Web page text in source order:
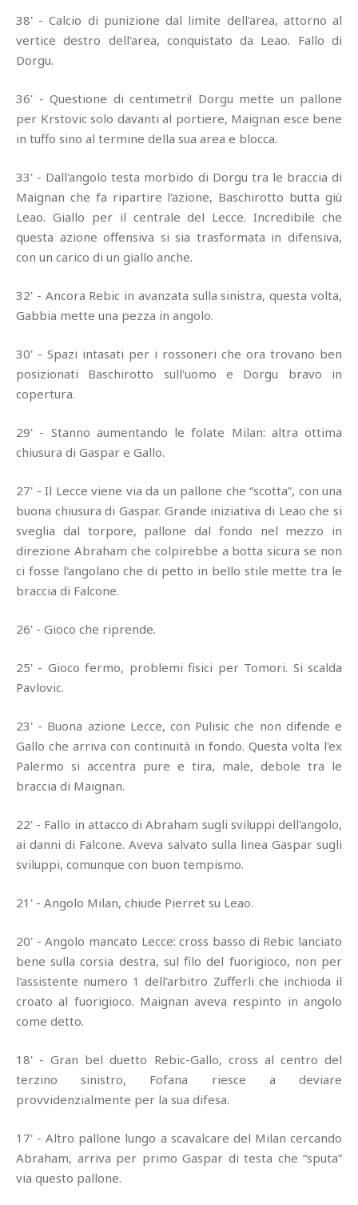
38' - Calcio di punizione dal limite dell'area, attorno al
vertice destro dell'area, conquistato da Leao. Fallo di
Dorgu.
36' - Questione di centimetri! Dorgu mette un pallone
per Krstovic solo davanti al portiere, Maignan esce bene
in tuffo sino al termine della sua area e blocca.
33' - Dall'angolo testa morbido di Dorgu tra le braccia di
Maignan che fa ripartire l'azione, Baschirotto butta giù
Leao. Giallo per il centrale del Lecce. Incredibile che
questa azione offensiva si sia trasformata in difensiva,
con un carico di un giallo anche.
32' - Ancora Rebic in avanzata sulla sinistra, questa volta,
Gabbia mette una pezza in angolo.
30' - Spazi intasati per i rossoneri che ora trovano ben
posizionati Baschirotto sull'uomo e Dorgu bravo in
copertura.
29' - Stanno aumentando le folate Milan: altra ottima
chiusura di Gaspar e Gallo.
27' - Il Lecce viene via da un pallone che “scotta”, con una
buona chiusura di Gaspar. Grande iniziativa di Leao che si
sveglia dal torpore, pallone dal fondo nel mezzo in
direzione Abraham che colpirebbe a botta sicura se non
ci fosse l'angolano che di petto in bello stile mette tra le
braccia di Falcone.
26' - Gioco che riprende.
25' - Gioco fermo, problemi fisici per Tomori. Si scalda
Pavlovic.
23' - Buona azione Lecce, con Pulisic che non difende e
Gallo che arriva con continuità in fondo. Questa volta l'ex
Palermo si accentra pure e tira, male, debole tra le
braccia di Maignan.
22' - Fallo in attacco di Abraham sugli sviluppi dell'angolo,
ai danni di Falcone. Aveva salvato sulla linea Gaspar sugli
sviluppi, comunque con buon tempismo.
21' - Angolo Milan, chiude Pierret su Leao.
20' - Angolo mancato Lecce: cross basso di Rebic lanciato
bene sulla corsia destra, sul filo del fuorigioco, non per
l'assistente numero 1 dell'arbitro Zufferli che inchioda il
croato al fuorigioco. Maignan aveva respinto in angolo
come detto.
18' - Gran bel duetto Rebic-Gallo, cross al centro del
terzino sinistro, Fofana riesce a deviare
provvidenzialmente per la sua difesa.
17' - Altro pallone lungo a scavalcare del Milan cercando
Abraham, arriva per primo Gaspar di testa che “sputa”
via questo pallone.